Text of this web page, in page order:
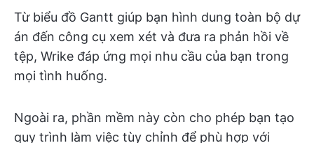
Từ biểu đồ Gantt giúp bạn hình dung toàn bộ dự
án đến công cụ xem xét và đưa ra phản hồi về
tệp, Wrike đáp ứng mọi nhu cầu của bạn trong
mọi tình huống.
Ngoài ra, phần mềm này còn cho phép bạn tạo
quy trình làm việc tùy chỉnh để phù hợp với